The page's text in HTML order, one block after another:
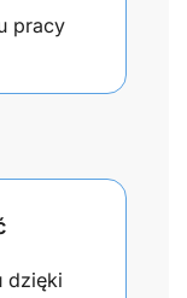
pracy
dzięki